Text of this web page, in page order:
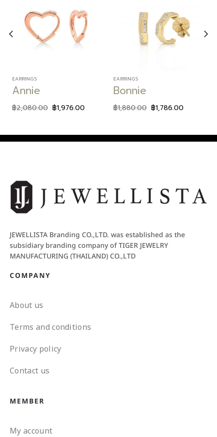
Add to
wishlist
EARRINGS
Annie
฿2,080.00 ฿1,976.00
Add to
wishlist
EARRINGS
Bonnie
฿1,880.00 ฿1,786.00
JEWELLISTA Branding CO.,LTD. was established as the
subsidiary branding company of TIGER JEWELRY
MANUFACTURING (THAILAND) CO.,LTD
COMPANY
About us
Terms and conditions
Privacy policy
Contact us
MEMBER
My account